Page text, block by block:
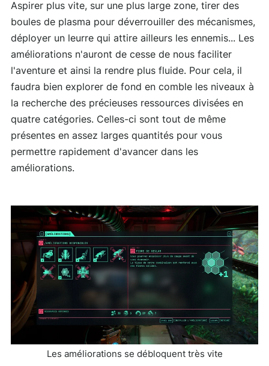
Aspirer plus vite, sur une plus large zone, tirer des
boules de plasma pour déverrouiller des mécanismes,
déployer un leurre qui attire ailleurs les ennemis... Les
améliorations n'auront de cesse de nous faciliter
l'aventure et ainsi la rendre plus fluide. Pour cela, il
faudra bien explorer de fond en comble les niveaux à
la recherche des précieuses ressources divisées en
quatre catégories. Celles-ci sont tout de même
présentes en assez larges quantités pour vous
permettre rapidement d'avancer dans les
améliorations.
Les améliorations se débloquent très vite